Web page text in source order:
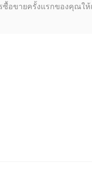
ซื้อขายครั้งแรกของคุณใ